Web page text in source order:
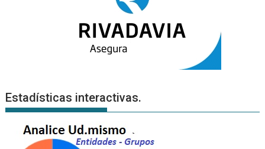
Estadísticas interactivas.